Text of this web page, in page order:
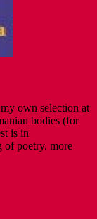
own selection at
bodies (for
is in
of poetry. more